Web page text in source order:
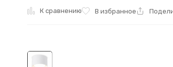
К сравнению В избранное